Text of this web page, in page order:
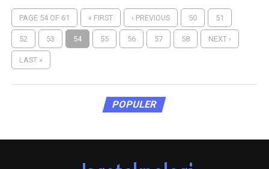
PAGE 54 OF 61 « FIRST ‹ PREVIOUS 50 51
52 53 54 55 56 57 58 NEXT ›
LAST »
POPULER